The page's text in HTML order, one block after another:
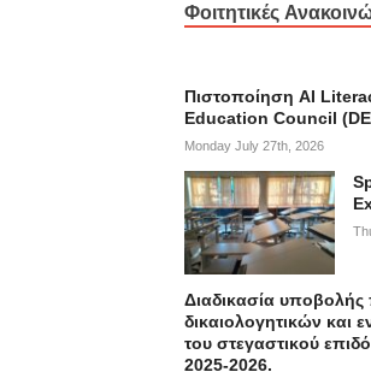
Φοιτητικές
Πιστοποίηση AI
Education Council
Monday July 27th, 2026
Διαδικασία
δικαιολογητικών και
του στεγαστικού
2025-2026.